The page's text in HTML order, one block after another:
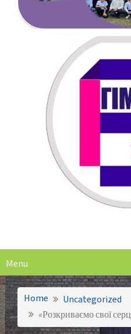
Menu
Home
Uncategorized
«Розкриваємо свої